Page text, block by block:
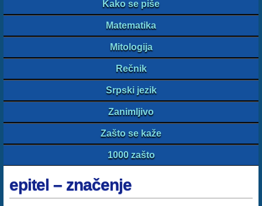
Kako se piše
Matematika
Mitologija
Rečnik
Srpski jezik
Zanimljivo
Zašto se kaže
1000 zašto
epitel – značenje